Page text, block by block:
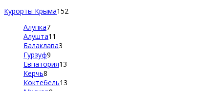
Курорты Крыма152
Алупка7
Алушта11
Балаклава3
Гурзуф9
Евпатория13
Керчь8
Коктебель13